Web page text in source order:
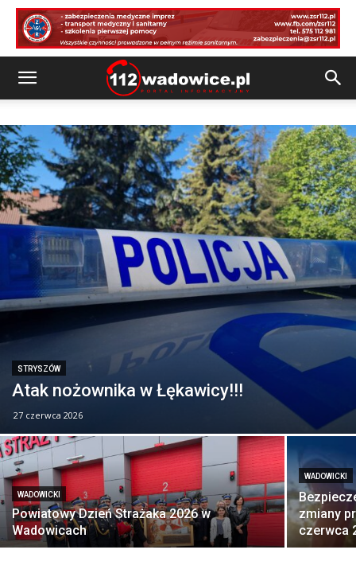
STRYSZÓW
Atak nożownika w Łękawicy!!!
27 czerwca 2026
WADOWICKI
Powiatowy Dzień Strażaka 2026 w
Wadowicach
WADOWICKI
zmiany
czerwca